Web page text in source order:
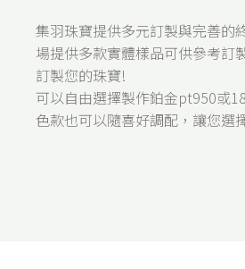
集羽珠寶提供多元訂製與完善的
場提供多款實體樣品可供參考訂
訂製您的珠寶!
可以自由選擇製作鉑金pt950或
色款也可以隨喜好調配， 讓您選